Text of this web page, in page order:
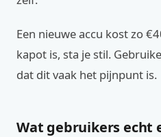
Een nieuwe accu kost zo
kapot is, sta je stil.
dat dit vaak het pijnpunt is.
Wat gebruikers echt